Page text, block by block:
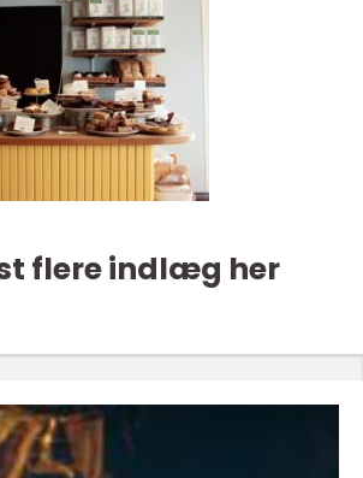
flere indlæg her